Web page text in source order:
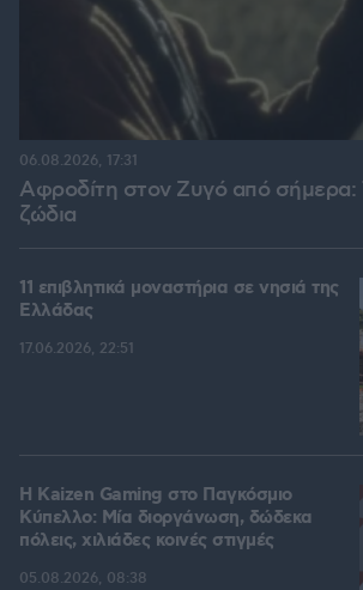
Αφροδίτη στον Ζυγό από σήμερα:
ζώδια
06.08.2026, 17:31
11 επιβλητικά μοναστήρια σε νησιά της
Ελλάδας
17.06.2026, 22:51
H Kaizen Gaming στο Παγκόσμιο
Kύπελλο: Μία διοργάνωση, δώδεκα
πόλεις, χιλιάδες κοινές στιγμές
05.08.2026, 08:38